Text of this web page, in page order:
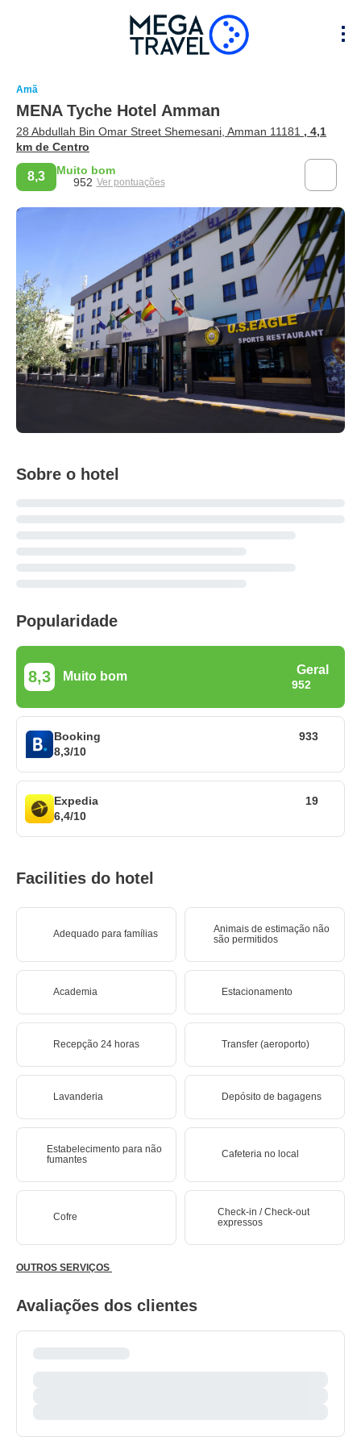
Amã
MENA Tyche Hotel Amman
28 Abdullah Bin Omar Street Shemesani, Amman 11181 , 4,1
km de Centro
8,3
Muito bom
952 Ver pontuações
Sobre o hotel
Popularidade
8,3 Muito bom Geral
952
Booking
8,3/10
933
Expedia
6,4/10
19
Facilities do hotel
Adequado para famílias
Animais de estimação não
são permitidos
Academia Estacionamento
Recepção 24 horas Transfer (aeroporto)
Lavanderia Depósito de bagagens
Estabelecimento para não
fumantes
Cafeteria no local
Cofre
Check-in / Check-out
expressos
OUTROS SERVIÇOS
Avaliações dos clientes